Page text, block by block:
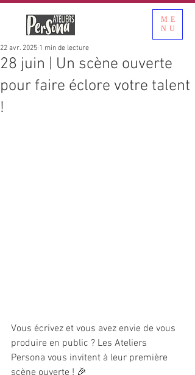
ME
NU
28 juin | Un scène ouverte
pour faire éclore votre talent
!
22 avr. 2025 1 min de lecture
Vous écrivez et vous avez envie de vous
produire en public ? Les Ateliers
Persona vous invitent à leur première
scène ouverte ! 🎉